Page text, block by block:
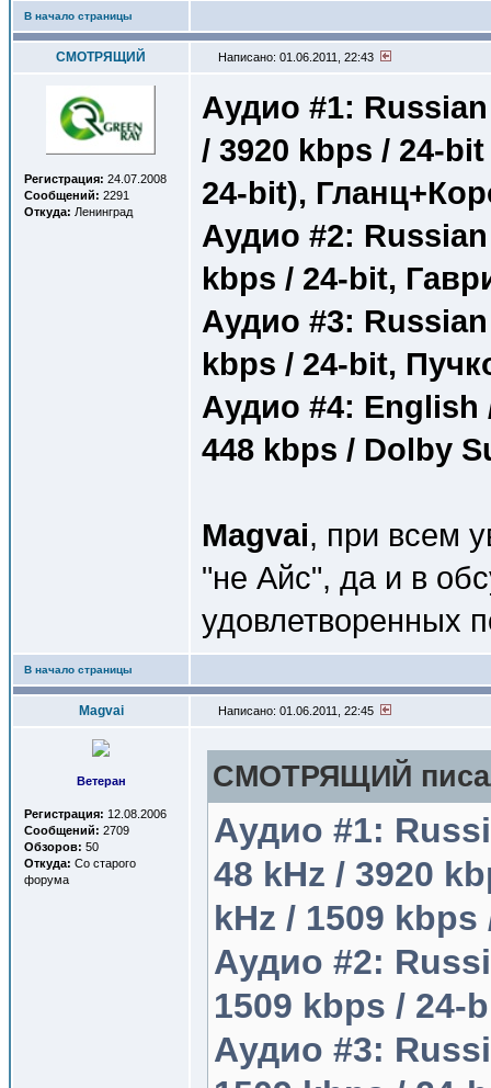
В начало страницы
СМОТРЯЩИЙ Написано: 01.06.2011, 22:43
Регистрация: 24.07.2008
Сообщений: 2291
Откуда: Ленинград
Аудио #1:
/ 3920 kbps / 24-
24-bit),
Аудио #2:
kbps / 24-bit,
Аудио #3:
kbps / 24-bit,
Аудио #4: English
448 kbps / Dolby
Magvai, при всем
"не Айс", да и в
удовлетворенных
В начало страницы
Magvai Написано: 01.06.2011, 22:45
Ветеран
Регистрация: 12.08.2006
Сообщений: 2709
Обзоров: 50
Откуда: Со старого
форума
СМОТРЯЩИЙ
Аудио #1:
48 kHz / 3920
kHz / 1509
Аудио #2:
1509 kbps / 24-
Аудио #3: